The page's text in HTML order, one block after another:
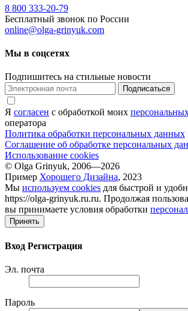
8 800 333-20-79
Бесплатный звонок по России
online@olga-grinyuk.com
Мы в соцсетях
Подпишитесь на стильные новости
Подписаться
Я согласен с обработкой моих
оператора
Политика обработки персональных данных
Соглашение об обработке персональных
Использование cookies
© Olga Grinyuk, 2006—2026
Пример Хорошего Дизайна, 2023
Мы используем cookies для быстрой и
https://olga-grinyuk.ru.ru. Продолжая
вы принимаете условия обработки
Принять
Вход Регистрация
Эл. почта
Пароль